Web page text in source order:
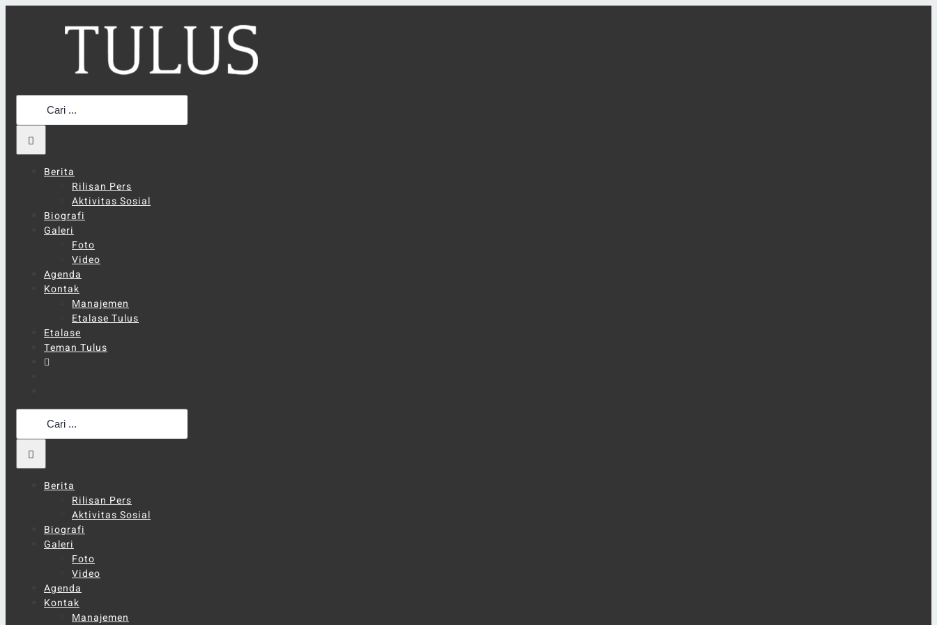
Berita
Rilisan Pers
Aktivitas Sosial
Biografi
Galeri
Foto
Video
Agenda
Kontak
Manajemen
Etalase Tulus
Etalase
Teman Tulus
Berita
Rilisan Pers
Aktivitas Sosial
Biografi
Galeri
Foto
Video
Agenda
Kontak
Manajemen